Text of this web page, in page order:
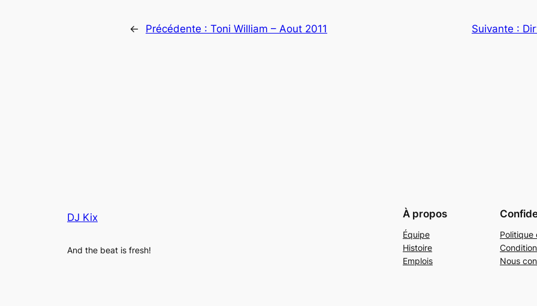
← Précédente : Toni William – Aout 2011 Suivante :
DJ Kix
And the beat is fresh!
À propos
Équipe
Histoire
Emplois
Politique
Nous